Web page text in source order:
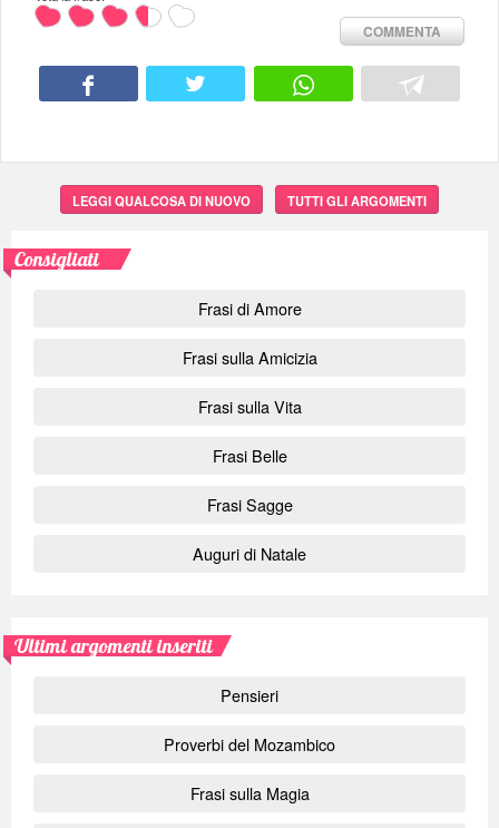
COMMENTA
LEGGI QUALCOSA DI NUOVO TUTTI GLI ARGOMENTI
Consigliati
Frasi di Amore
Frasi sulla Amicizia
Frasi sulla Vita
Frasi Belle
Frasi Sagge
Auguri di Natale
Ultimi argomenti inseriti
Pensieri
Proverbi del Mozambico
Frasi sulla Magia